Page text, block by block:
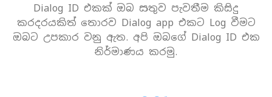
Dialog ID එකක් ඔබ සතුව පැවතීම කිසිදු
කරදරයකිත් තොරව Dialog app එකට Log වීමට
ඔබට උපකාර වනු ඇත. අපි ඔබගේ Dialog ID එක
නිර්මාණය කරමු.